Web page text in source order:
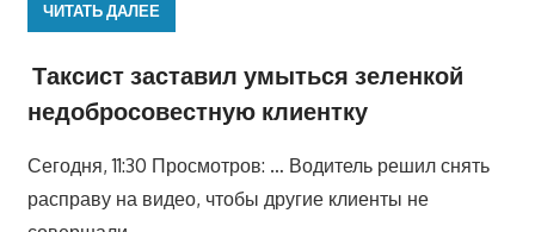
ЧИТАТЬ ДАЛЕЕ
Таксист заставил умыться зеленкой
недобросовестную клиентку
Сегодня, 11:30 Просмотров: … Водитель решил снять
расправу на видео, чтобы другие клиенты не